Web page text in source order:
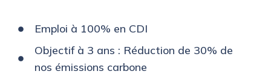
Emploi à 100% en CDI
Objectif à 3 ans : Réduction de 30% de
nos émissions carbone